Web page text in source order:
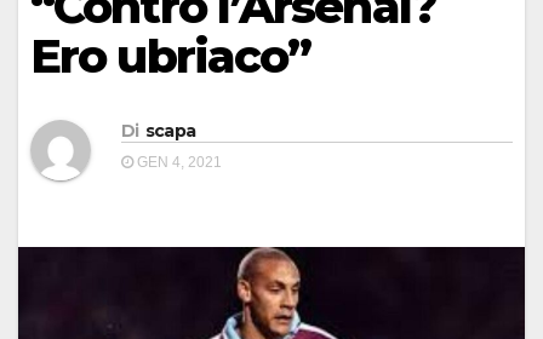
Ero ubriaco”
Di scapa
GEN 4, 2021